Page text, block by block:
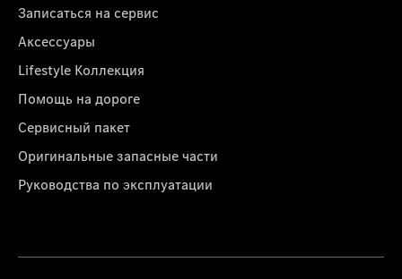
Записаться на сервис
Аксессуары
Lifestyle Коллекция
Помощь на дороге
Сервисный пакет
Оригинальные запасные части
Руководства по эксплуатации